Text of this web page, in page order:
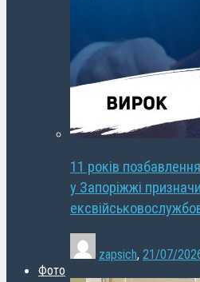
11 років
у Запоріжжі
zapsich, 21/07/
Фото